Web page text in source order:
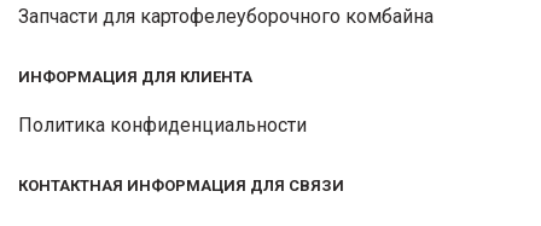
Запчасти для картофелеуборочного комбайна
ИНФОРМАЦИЯ ДЛЯ КЛИЕНТА
Политика конфиденциальности
КОНТАКТНАЯ ИНФОРМАЦИЯ ДЛЯ СВЯЗИ